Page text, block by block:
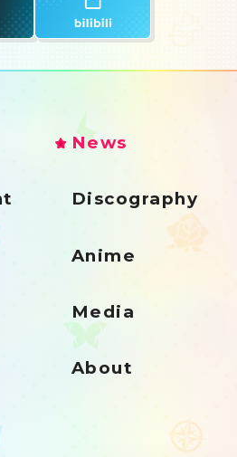
News
Discography
Anime
Media
About